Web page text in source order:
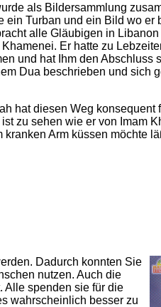
als Bildersammlung
ein Turban und ein Bild wo er
alle Gläubigen in
Er hatte zu
und hat Ihm den Abschluss
Dua beschrieben und sich
hat diesen Weg konsequent
zu sehen wie er von Imam
Arm küssen möchte
Dadurch konnten Sie
nutzen. Auch die
Alle spenden sie für die
wahrscheinlich besser zu